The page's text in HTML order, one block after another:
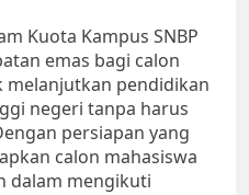
Kuota Kampus SNBP
emas bagi calon
pendidikan
negeri tanpa harus
persiapan yang
calon mahasiswa
dalam mengikuti